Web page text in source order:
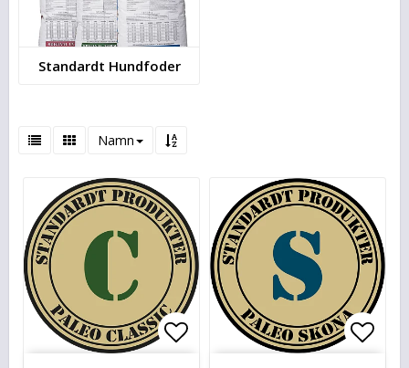
Standardt Hundfoder
Namn